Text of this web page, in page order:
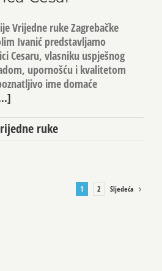
Vrijedne ruke Zagrebačke
Ivanić predstavljamo
Cesaru, vlasniku uspješnog
upornošću i kvalitetom
ime domaće
ruke
1 2 Sljedeća